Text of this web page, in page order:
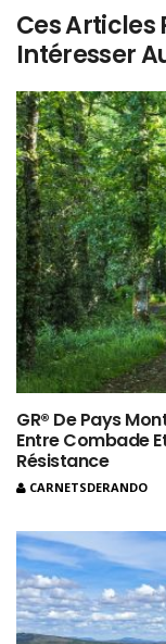
Ces Articles
Intéresser
GR® De Pays
Entre Combade
Résistance
CARNETSDERANDO